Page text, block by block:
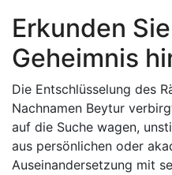
Erkunden
Geheimnis
Die Entschlüsselung des
Nachnamen Beytur
auf die Suche wagen,
aus persönlichen oder
Auseinandersetzung mit